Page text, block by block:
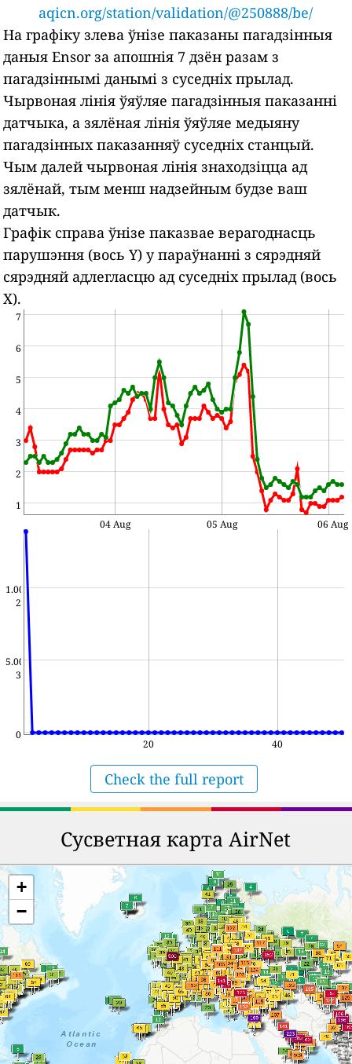
aqicn.org/station/validation/@250888/be/
На графіку злева ўнізе паказаны пагадзінныя
даныя Ensor за апошнія 7 дзён разам з
пагадзіннымі данымі з суседніх прылад.
Чырвоная лінія ўяўляе пагадзінныя паказанні
датчыка, а зялёная лінія ўяўляе медыяну
пагадзінных паказанняў суседніх станцый.
Чым далей чырвоная лінія знаходзіцца ад
зялёнай, тым менш надзейным будзе ваш
датчык.
Графік справа ўнізе паказвае верагоднасць
парушэння (вось Y) у параўнанні з сярэдняй
сярэдняй адлегласцю ад суседніх прылад (вось
X).
1
2
3
4
5
6
7
04 Aug 05 Aug 06 Aug
0
5.00e-
3
1.00e-
2
20 40
Check the full report
Сусветная карта AirNet
+
−